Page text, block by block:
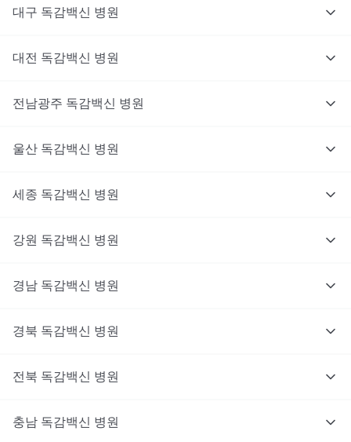
대구 독감백신 병원
대전 독감백신 병원
전남광주 독감백신 병원
울산 독감백신 병원
세종 독감백신 병원
강원 독감백신 병원
경남 독감백신 병원
경북 독감백신 병원
전북 독감백신 병원
충남 독감백신 병원